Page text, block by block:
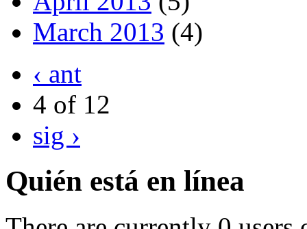
March 2013 (4)
‹ ant
4 of 12
sig ›
Quién está en línea